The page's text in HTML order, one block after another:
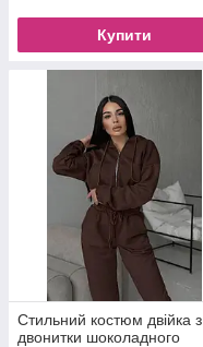
Купити
Стильний костюм двійка з
двонитки шоколадного